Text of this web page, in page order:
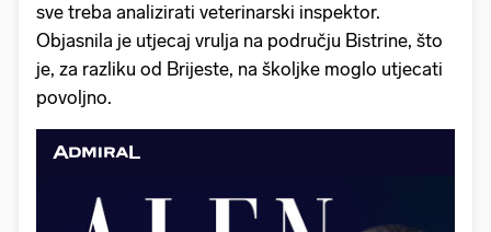
sve treba analizirati veterinarski inspektor.
Objasnila je utjecaj vrulja na području Bistrine, što
je, za razliku od Brijeste, na školjke moglo utjecati
povoljno.